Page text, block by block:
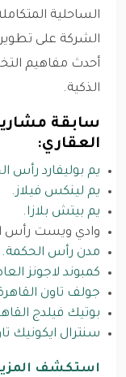
الساحلية
الشركة على
أحدث مفاهيم
الذكية.
سابقة
العقاري:
يم بوليفارد رأس
يم لينكس فيلاز.
يم بيتش بلازا.
وادي ويست رأس
مدن رأس الحكمة.
كمبوند لاجونز
جولف تاون
بوتيك فيلدج
سنترال ايكونيك
استكشف